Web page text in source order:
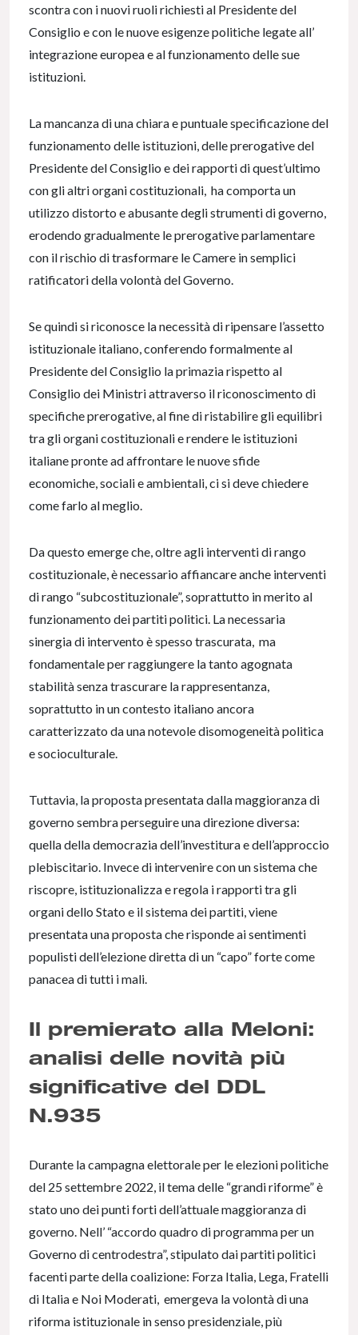
scontra con i nuovi ruoli richiesti al Presidente del
Consiglio e con le nuove esigenze politiche legate all’
integrazione europea e al funzionamento delle sue
istituzioni.
La mancanza di una chiara e puntuale specificazione del
funzionamento delle istituzioni, delle prerogative del
Presidente del Consiglio e dei rapporti di quest’ultimo
con gli altri organi costituzionali, ha comporta un
utilizzo distorto e abusante degli strumenti di governo,
erodendo gradualmente le prerogative parlamentare
con il rischio di trasformare le Camere in semplici
ratificatori della volontà del Governo.
Se quindi si riconosce la necessità di ripensare l’assetto
istituzionale italiano, conferendo formalmente al
Presidente del Consiglio la primazia rispetto al
Consiglio dei Ministri attraverso il riconoscimento di
specifiche prerogative, al fine di ristabilire gli equilibri
tra gli organi costituzionali e rendere le istituzioni
italiane pronte ad affrontare le nuove sfide
economiche, sociali e ambientali, ci si deve chiedere
come farlo al meglio.
Da questo emerge che, oltre agli interventi di rango
costituzionale, è necessario affiancare anche interventi
di rango “subcostituzionale”, soprattutto in merito al
funzionamento dei partiti politici. La necessaria
sinergia di intervento è spesso trascurata, ma
fondamentale per raggiungere la tanto agognata
stabilità senza trascurare la rappresentanza,
soprattutto in un contesto italiano ancora
caratterizzato da una notevole disomogeneità politica
e socioculturale.
Tuttavia, la proposta presentata dalla maggioranza di
governo sembra perseguire una direzione diversa:
quella della democrazia dell’investitura e dell’approccio
plebiscitario. Invece di intervenire con un sistema che
riscopre, istituzionalizza e regola i rapporti tra gli
organi dello Stato e il sistema dei partiti, viene
presentata una proposta che risponde ai sentimenti
populisti dell’elezione diretta di un “capo” forte come
panacea di tutti i mali.
Il premierato alla Meloni:
analisi delle novità più
significative del DDL
N.935
Durante la campagna elettorale per le elezioni politiche
del 25 settembre 2022, il tema delle “grandi riforme” è
stato uno dei punti forti dell’attuale maggioranza di
governo. Nell’ “accordo quadro di programma per un
Governo di centrodestra”, stipulato dai partiti politici
facenti parte della coalizione: Forza Italia, Lega, Fratelli
di Italia e Noi Moderati, emergeva la volontà di una
riforma istituzionale in senso presidenziale, più